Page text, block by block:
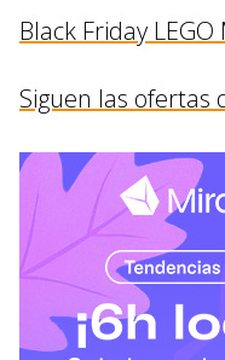
Black Friday
Siguen las ofertas